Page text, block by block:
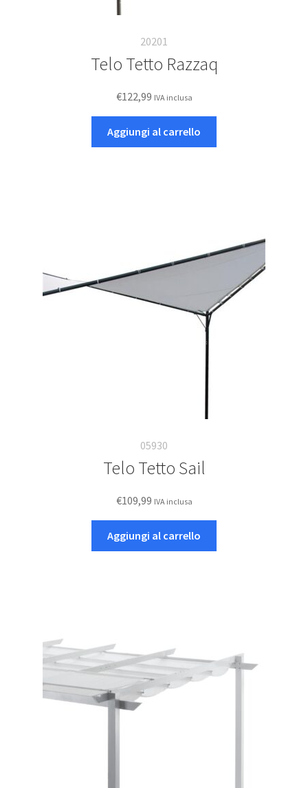
20201
Telo Tetto Razzaq
€122,99 IVA inclusa
Aggiungi al carrello
05930
Telo Tetto Sail
€109,99 IVA inclusa
Aggiungi al carrello